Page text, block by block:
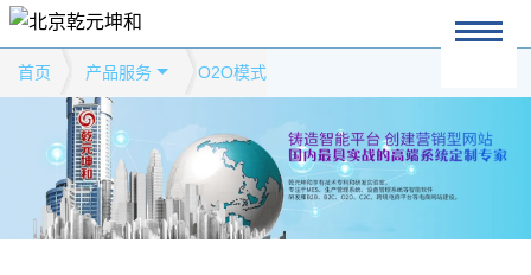
首页 产品服务 O2O模式